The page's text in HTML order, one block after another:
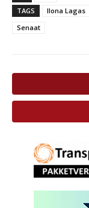
TAGS
Ilona Lagas
Senaat